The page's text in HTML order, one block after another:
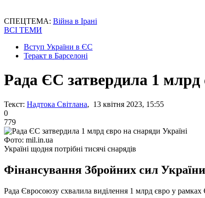
СПЕЦТЕМА: Війна в Ірані
ВСІ ТЕМИ
Вступ України в ЄС
Теракт в Барселоні
Рада ЄС затвердила 1 млрд
Текст: Надтока Світлана, 13 квітня 2023, 15:55
0
779
Фото: mil.in.ua
Україні щодня потрібні тисячі снарядів
Фінансування Збройних сил
Рада Євросоюзу схвалила виділення 1 млрд євро у